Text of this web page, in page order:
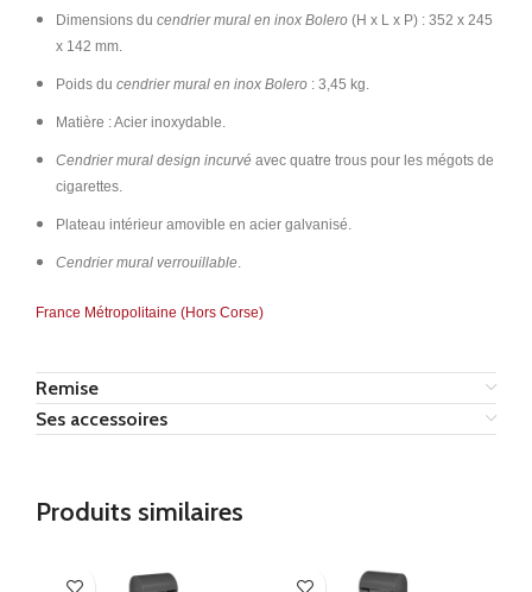
Dimensions du cendrier mural en inox Bolero (H x L x P) : 352 x 245
x 142 mm.
Poids du cendrier mural en inox Bolero : 3,45 kg.
Matière : Acier inoxydable.
Cendrier mural design incurvé avec quatre trous pour les mégots de
cigarettes.
Plateau intérieur amovible en acier galvanisé.
Cendrier mural verrouillable.
France Métropolitaine (Hors Corse)
Remise
Ses accessoires
Produits similaires